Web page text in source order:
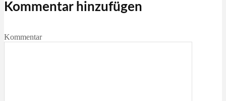
Kommentar hinzufügen
Kommentar